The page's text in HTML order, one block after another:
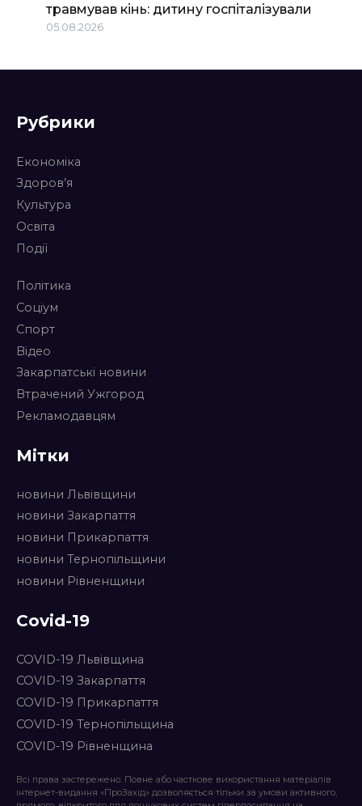
травмував кінь: дитину госпіталізували
05.08.2026
Рубрики
Економіка
Здоров’я
Культура
Освіта
Події
Політика
Соціум
Спорт
Відео
Закарпатські новини
Втрачений Ужгород
Рекламодавцям
Мітки
новини Львівщини
новини Закарпаття
новини Прикарпаття
новини Тернопільщини
новини Рівненщини
Covid-19
COVID-19 Львівщина
COVID-19 Закарпаття
COVID-19 Прикарпаття
COVID-19 Тернопільщина
COVID-19 Рівненщина
Всі права застережено. Повне або часткове використання матеріалів
інтернет-видання «ПроЗахід» дозволяється тільки за умови активного,